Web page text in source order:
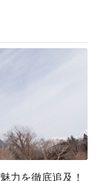
力を徹底追及！